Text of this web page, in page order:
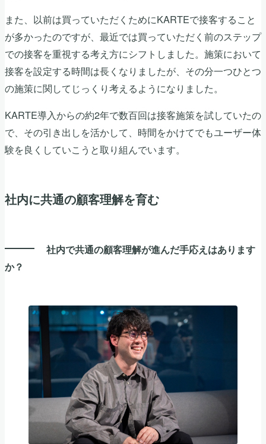
また、以前は買っていただくためにKARTEで接客すること
が多かったのですが、最近では買っていただく前のステップ
での接客を重視する考え方にシフトしました。施策において
接客を設定する時間は長くなりましたが、その分一つひとつ
の施策に関してじっくり考えるようになりました。
KARTE導入からの約2年で数百回は接客施策を試していたの
で、その引き出しを活かして、時間をかけてでもユーザー体
験を良くしていこうと取り組んでいます。
社内に共通の顧客理解を育む
社内で共通の顧客理解が進んだ手応えはあります
か？